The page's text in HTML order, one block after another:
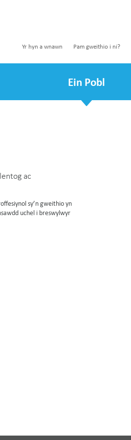
Yr hyn a wnawn Pam gweithio i ni?
Ein Pobl
ac
sy’n gweithio yn
uchel i breswylwyr